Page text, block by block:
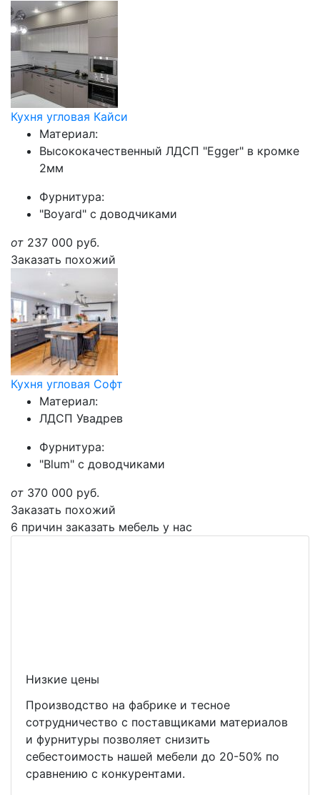
Кухня угловая Кайси
Материал:
Высококачественный ЛДСП "Egger" в кромке
2мм
Фурнитура:
"Boyard" с доводчиками
от 237 000 руб.
Заказать похожий
Кухня угловая Софт
Материал:
ЛДСП Увадрев
Фурнитура:
"Blum" с доводчиками
от 370 000 руб.
Заказать похожий
6 причин заказать мебель у нас
Низкие цены
Производство на фабрике и тесное
сотрудничество с поставщиками материалов
и фурнитуры позволяет снизить
себестоимость нашей мебели до 20-50% по
сравнению с конкурентами.